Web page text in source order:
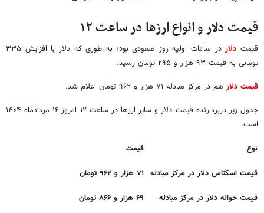
قیمت دلار و انواع ارزها در ساعت ۱۲
قیمت‌ دلار
در ساعات اولیه روز صعودی بود؛ به طوری که دلار با افزایش ۳۳۵
تومانی به قیمت ۹۳ هزار و ۲۹۵ تومان رسید.
قیمت دلار هم در مرکز مبادله ۷۱ هزار و ۹۶۲ تومان اعلام شد.
جدول زیر دربردارنده قیمت دلار و سایر ارزها در ساعت ۱۲ امروز ۱۶ مردادماه ۱۴۰۴
است.
نوع قیمت
قیمت اسکناس دلار در مرکز مبادله ۷۱ هزار و ۹۶۲ تومان
قیمت حواله دلار در مرکز مبادله ۶۹ هزار و ۸۶۶ تومان